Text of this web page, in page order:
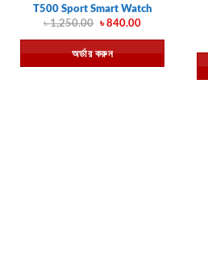
T500 Sport Smart Watch
৳1,250.00 Original
was:
৳ 1,250.00.
৳840.00Current
is:
৳ 840.00.
অর্ডার করুন